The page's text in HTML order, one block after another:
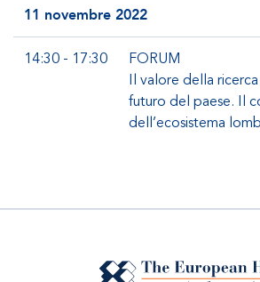
11 novembre 2022
14:30 - 17:30
FORUM
Il valore della
futuro del paese. Il
dell’ecosistema